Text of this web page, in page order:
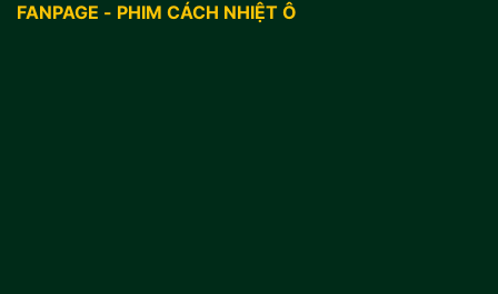
FANPAGE - PHIM CÁCH NHIỆT Ô